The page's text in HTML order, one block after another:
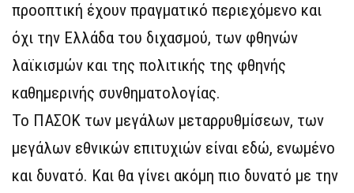
προοπτική έχουν πραγματικό περιεχόμενο και
όχι την Ελλάδα του διχασμού, των φθηνών
λαϊκισμών και της πολιτικής της φθηνής
καθημερινής συνθηματολογίας.
Το ΠΑΣΟΚ των μεγάλων μεταρρυθμίσεων, των
μεγάλων εθνικών επιτυχιών είναι εδώ, ενωμένο
και δυνατό. Και θα γίνει ακόμη πιο δυνατό με την